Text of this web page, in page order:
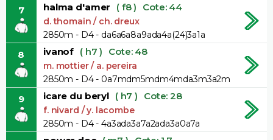
7 halma d'amer ( f8 ) Cote: 44
d. thomain / ch. dreux
2850m - D4 - da6a6a8a9ada4a(24)3a1a
8 ivanof ( h7 ) Cote: 48
m. mottier / a. pereira
2850m - D4 - 0a7mdm5mdm4mda3m3a2m
9 icare du beryl ( h7 ) Cote: 28
f. nivard / y. lacombe
2850m - D4 - 4a3ada3a7a2ada3a0a7a